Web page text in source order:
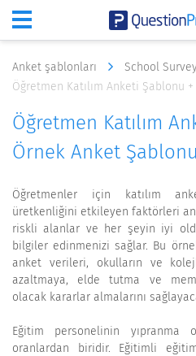
Anket şablonları
School
Öğretmen Katılım Anketi Şablonu
Öğretmen Katılım
Örnek Anket Şablonu
Öğretmenler için katılım
üretkenliğini etkileyen faktörleri
riskli alanlar ve her şeyin iyi
bilgiler edinmenizi sağlar. Bu
anket verileri, okulların ve
azaltmaya, elde tutma ve
olacak kararlar almalarını
Eğitim personelinin yıpranma
oranlardan biridir. Eğitimli